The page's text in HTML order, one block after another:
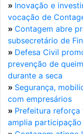
» Inovação e
vocação de
» Contagem abre
subsecretário de
» Defesa Civil
prevenção de
durante a seca
» Segurança,
com empresários
» Prefeitura
amplia